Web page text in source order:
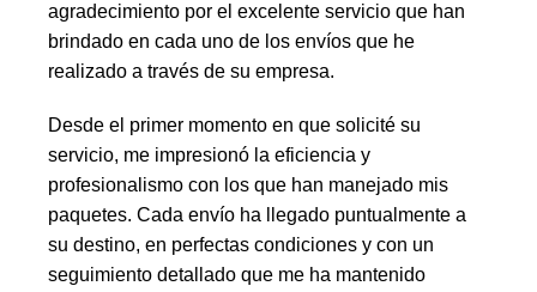
agradecimiento por el excelente servicio que han
brindado en cada uno de los envíos que he
realizado a través de su empresa.
Desde el primer momento en que solicité su
servicio, me impresionó la eficiencia y
profesionalismo con los que han manejado mis
paquetes. Cada envío ha llegado puntualmente a
su destino, en perfectas condiciones y con un
seguimiento detallado que me ha mantenido